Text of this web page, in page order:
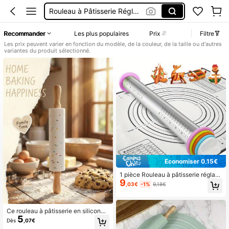
Rouleau à Pâtisserie Réglable
Cuisine
Rouleau Patisserie
Recommander Les plus populaires Prix Filtre
Les prix peuvent varier en fonction du modèle, de la couleur, de la taille ou d'autres
variantes du produit sélectionné.
Ce rouleau à pâtisserie en silicone
coloré à pois est fabriqué en matéri
au silicone anti-adhésif, convenant
Dès 5 ,07€
Économiser 0,15€
1 pièce Rouleau à pâtisserie réglabl
e de 17 pouces, grand rouleau à pât
e en acier inoxydable, convient pou
violis, les nouilles, ustensile de cuisi
ne, gadget de cuisine, accessoire d
e cuisine
9 ,03€ -1% 9,18€